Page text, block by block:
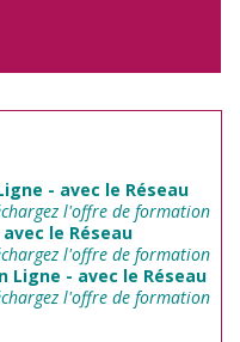
- avec le Réseau
l'offre de formation
le Réseau
l'offre de formation
Ligne - avec le Réseau
l'offre de formation